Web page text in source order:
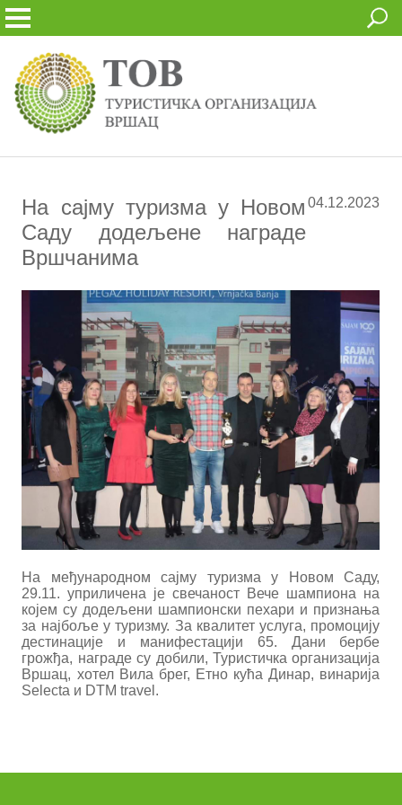
На сајму туризма у Новом
Саду додељене награде
Вршчанима
04.12.2023
На међународном сајму туризма у Новом Саду,
29.11. уприличена је свечаност Вече шампиона на
којем су додељени шампионски пехари и признања
за најбоље у туризму. За квалитет услуга, промоцију
дестинације и манифестацији 65. Дани бербе
грожђа, награде су добили, Туристичка организација
Вршац, хотел Вила брег, Етно кућа Динар, винарија
Selecta и DTM travel.